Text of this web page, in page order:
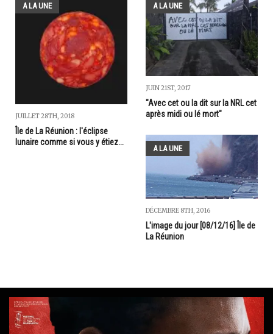
A LA UNE
JUILLET 28TH, 2018
Île de La Réunion : l'éclipse
lunaire comme si vous y étiez...
A LA UNE
JUIN 21ST, 2017
"Avec cet ou la dit sur la NRL cet
après midi ou lé mort"
A LA UNE
DÉCEMBRE 8TH, 2016
L'image du jour [08/12/16] Île de
La Réunion